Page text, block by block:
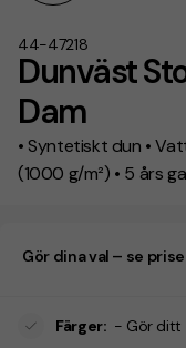
Dunväst
Dam
• Syntetiskt dun •
(1000 g/m²) • 5 års
44-47218
Gör dina val – se
Färger: - Gör ditt